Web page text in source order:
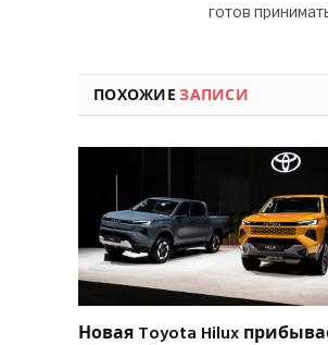
готов
ПОХОЖИЕЗАПИСИ
Новая Toyota Hilux